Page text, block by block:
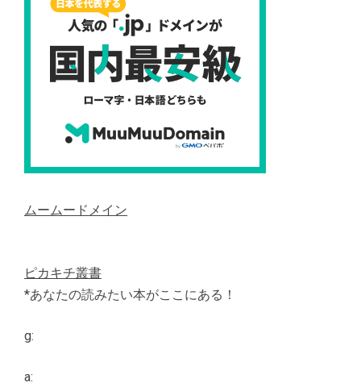
ムームードメイン
ピカキチ叢書
*あなたの読みたい本がここにある！
g:
a: